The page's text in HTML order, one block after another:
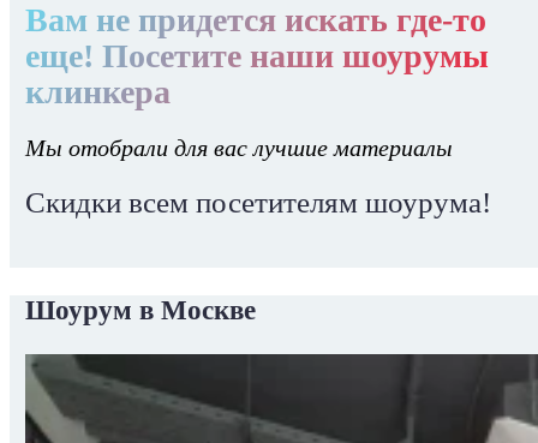
Вам не придется искать где-то
еще! Посетите наши шоурумы
клинкера
Мы отобрали для вас лучшие материалы
Скидки всем посетителям шоурума!
Шоурум в Москве